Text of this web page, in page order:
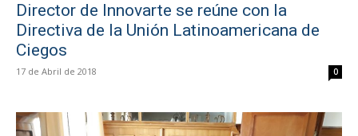
Director de Innovarte se reúne con la
Directiva de la Unión Latinoamericana de
Ciegos
17 de Abril de 2018 0